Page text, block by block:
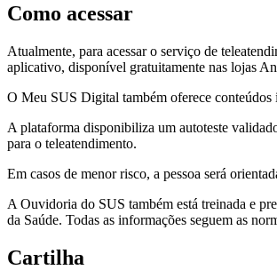
Como acessar
Atualmente, para acessar o serviço de
aplicativo, disponível gratuitamente nas lojas
O Meu SUS Digital também oferece conteúdos
A plataforma disponibiliza um autoteste
para o teleatendimento.
Em casos de menor risco, a pessoa será
A Ouvidoria do SUS também está treinada e
da Saúde. Todas as informações seguem as
Cartilha